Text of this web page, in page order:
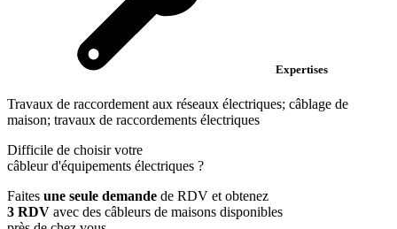
Expertises
Travaux de raccordement aux réseaux électriques; câblage de
maison; travaux de raccordements électriques
Difficile de choisir votre
câbleur d'équipements électriques ?
Faites une seule demande de RDV et obtenez
3 RDV avec des câbleurs de maisons disponibles